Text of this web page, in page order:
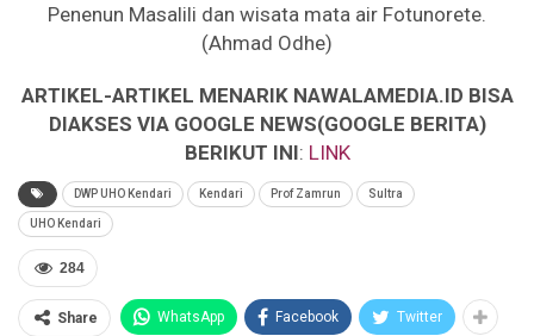
Penenun Masalili dan wisata mata air Fotunorete.
(Ahmad Odhe)
ARTIKEL-ARTIKEL MENARIK NAWALAMEDIA.ID BISA
DIAKSES VIA GOOGLE NEWS(GOOGLE BERITA)
BERIKUT INI: LINK
DWP UHO Kendari Kendari Prof Zamrun Sultra
UHO Kendari
284
Share WhatsApp Facebook Twitter